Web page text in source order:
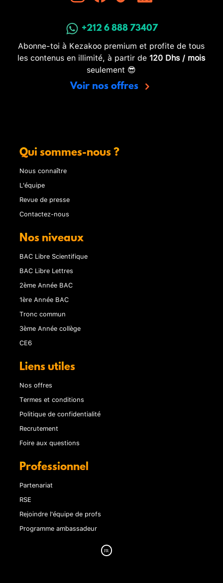
+212 6 888 73407
Abonne-toi à Kezakoo premium et profite de tous
les contenus en illimité, à partir de 120 Dhs / mois
seulement 😎
Voir nos offres
Qui sommes-nous ?
Nous connaître
L'équipe
Revue de presse
Contactez-nous
Nos niveaux
BAC Libre Scientifique
BAC Libre Lettres
2ème Année BAC
1ère Année BAC
Tronc commun
3ème Année collège
CE6
Liens utiles
Nos offres
Termes et conditions
Politique de confidentialité
Recrutement
Foire aux questions
Professionnel
Partenariat
RSE
Rejoindre l'équipe de profs
Programme ambassadeur